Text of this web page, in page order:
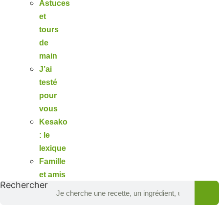
Astuces
et
tours
de
main
J’ai
testé
pour
vous
Kesako
: le
lexique
Famille
et amis
Rechercher